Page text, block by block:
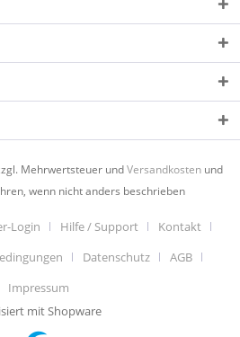
Mehrwertsteuer undVersandkostenund
wenn nicht anders beschrieben
Login Hilfe / Support
Kontakt
Datenschutz
AGB
Impressum
mit Shopware